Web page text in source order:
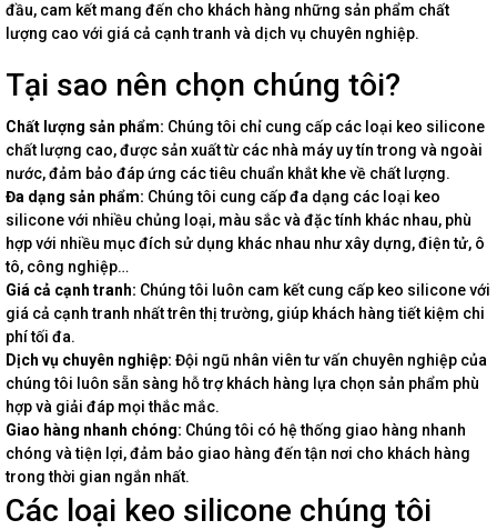
đầu, cam kết mang đến cho khách hàng những sản phẩm chất
lượng cao với giá cả cạnh tranh và dịch vụ chuyên nghiệp.
Tại sao nên chọn chúng tôi?
Chất lượng sản phẩm: Chúng tôi chỉ cung cấp các loại keo silicone
chất lượng cao, được sản xuất từ các nhà máy uy tín trong và ngoài
nước, đảm bảo đáp ứng các tiêu chuẩn khắt khe về chất lượng.
Đa dạng sản phẩm: Chúng tôi cung cấp đa dạng các loại keo
silicone với nhiều chủng loại, màu sắc và đặc tính khác nhau, phù
hợp với nhiều mục đích sử dụng khác nhau như xây dựng, điện tử, ô
tô, công nghiệp…
Giá cả cạnh tranh: Chúng tôi luôn cam kết cung cấp keo silicone với
giá cả cạnh tranh nhất trên thị trường, giúp khách hàng tiết kiệm chi
phí tối đa.
Dịch vụ chuyên nghiệp: Đội ngũ nhân viên tư vấn chuyên nghiệp của
chúng tôi luôn sẵn sàng hỗ trợ khách hàng lựa chọn sản phẩm phù
hợp và giải đáp mọi thắc mắc.
Giao hàng nhanh chóng: Chúng tôi có hệ thống giao hàng nhanh
chóng và tiện lợi, đảm bảo giao hàng đến tận nơi cho khách hàng
trong thời gian ngắn nhất.
Các loại keo silicone chúng tôi